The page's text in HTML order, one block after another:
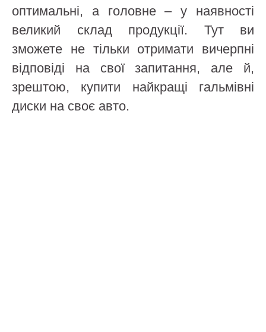
оптимальні, а головне – у наявності
великий склад продукції. Тут ви
зможете не тільки отримати вичерпні
відповіді на свої запитання, але й,
зрештою, купити найкращі гальмівні
диски на своє авто.